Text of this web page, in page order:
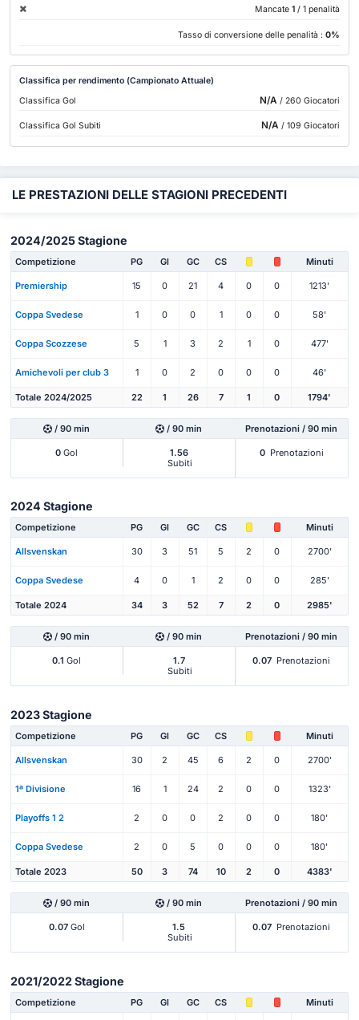
Mancate 1 / 1 penalità
Tasso di conversione delle penalità : 0%
Classifica per rendimento (Campionato Attuale)
Classifica Gol
N/A / 260 Giocatori
Classifica Gol Subiti N/A / 109 Giocatori
LE PRESTAZIONI DELLE STAGIONI PRECEDENTI
2024/2025 Stagione
Competizione PG Gl GC CS Minuti
Premiership 15 0 21 4 0 0 1213'
Coppa Svedese 1 0 0 1 0 0 58'
Coppa Scozzese 5 1 3 2 1 0 477'
Amichevoli per club 3 1 0 2 0 0 0 46'
Totale 2024/2025 22 1 26 7 1 0 1794'
/ 90 min / 90 min Prenotazioni / 90 min
0 Gol
1.56
Subiti
0 Prenotazioni
2024 Stagione
Competizione PG Gl GC CS Minuti
Allsvenskan 30 3 51 5 2 0 2700'
Coppa Svedese 4 0 1 2 0 0 285'
Totale 2024 34 3 52 7 2 0 2985'
/ 90 min / 90 min Prenotazioni / 90 min
0.1 Gol
1.7
Subiti
0.07 Prenotazioni
2023 Stagione
Competizione PG Gl GC CS Minuti
Allsvenskan 30 2 45 6 2 0 2700'
1ª Divisione 16 1 24 2 0 0 1323'
Playoffs 1 2 2 0 0 2 0 0 180'
Coppa Svedese 2 0 5 0 0 0 180'
Totale 2023 50 3 74 10 2 0 4383'
/ 90 min / 90 min Prenotazioni / 90 min
0.07Gol
1.5
Subiti
0.07 Prenotazioni
2021/2022 Stagione
Competizione PG Gl GC CS Minuti